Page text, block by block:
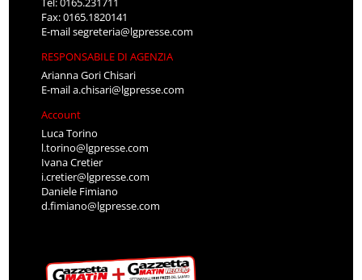
Fax: 0165.1820141
E-mailsegreteria@lgpresse.com
RESPONSABILE DI AGENZIA
Arianna Gori Chisari
E-maila.chisari@lgpresse.com
Account
Luca Torino
l.torino@lgpresse.com
Ivana Cretier
i.cretier@lgpresse.com
Daniele Fimiano
d.fimiano@lgpresse.com